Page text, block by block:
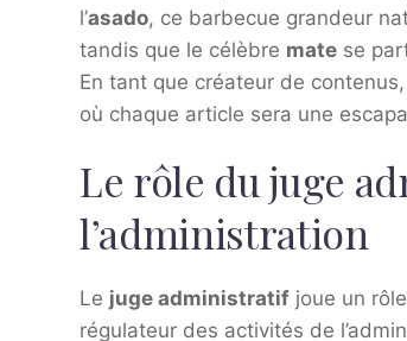
l’asado, ce barbecue grandeur
tandis que le célèbre mate se
En tant que créateur de
où chaque article sera une
Le rôle du juge
l’administration
Le juge administratif joue un
régulateur des activités de